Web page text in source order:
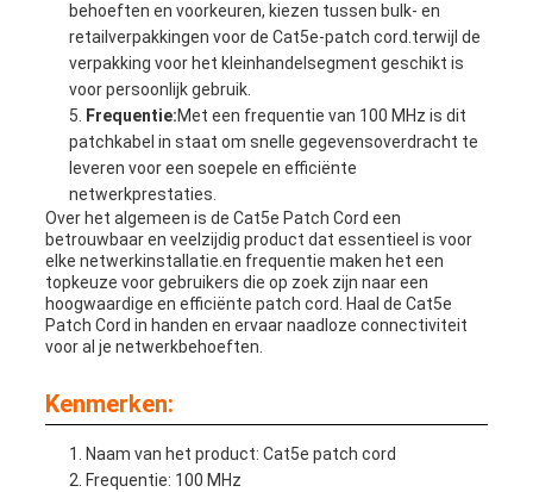
behoeften en voorkeuren, kiezen tussen bulk- en
retailverpakkingen voor de Cat5e-patch cord.terwijl de
verpakking voor het kleinhandelsegment geschikt is
voor persoonlijk gebruik.
Frequentie:Met een frequentie van 100 MHz is dit
patchkabel in staat om snelle gegevensoverdracht te
leveren voor een soepele en efficiënte
netwerkprestaties.
Over het algemeen is de Cat5e Patch Cord een
betrouwbaar en veelzijdig product dat essentieel is voor
elke netwerkinstallatie.en frequentie maken het een
topkeuze voor gebruikers die op zoek zijn naar een
hoogwaardige en efficiënte patch cord. Haal de Cat5e
Patch Cord in handen en ervaar naadloze connectiviteit
voor al je netwerkbehoeften.
Kenmerken:
Naam van het product: Cat5e patch cord
Frequentie: 100 MHz